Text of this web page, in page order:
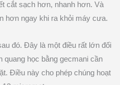
cắt sạch hơn, nhanh hơn. Và
hơn ngay khi ra khỏi máy cưa.
đó. Đây là một điều rất lớn đối
quang học bằng gecmani cần
Điều này cho phép chúng hoạt